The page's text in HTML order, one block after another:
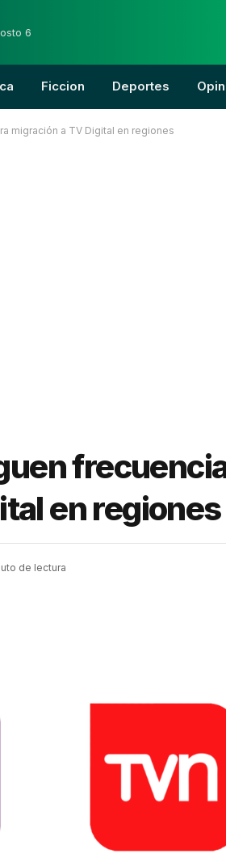
6
Ficcion Deportes
migración a TV Digital en regiones
en regiones
de lectura